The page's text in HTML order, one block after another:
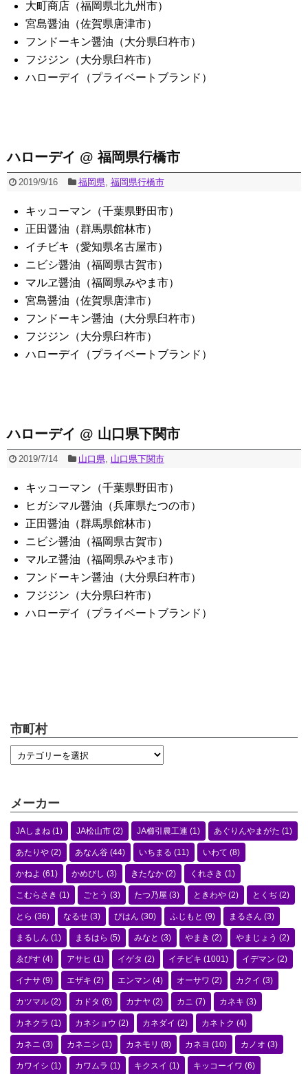
大町商店（福岡県北九州市）
宮島醤油（佐賀県唐津市）
フンドーキン醤油（大分県臼杵市）
フジジン（大分県臼杵市）
ハローデイ（プライベートブランド）
ハローデイ @ 福岡県行橋市
2019/9/16 福岡県, 福岡県行橋市
キッコーマン（千葉県野田市）
正田醤油（群馬県館林市）
イチビキ（愛知県名古屋市）
ニビシ醤油（福岡県古賀市）
マルヱ醤油（福岡県みやま市）
宮島醤油（佐賀県唐津市）
フンドーキン醤油（大分県臼杵市）
フジジン（大分県臼杵市）
ハローデイ（プライベートブランド）
ハローデイ @ 山口県下関市
2019/7/14 山口県, 山口県下関市
キッコーマン（千葉県野田市）
ヒガシマル醤油（兵庫県たつの市）
正田醤油（群馬県館林市）
ニビシ醤油（福岡県古賀市）
マルヱ醤油（福岡県みやま市）
フンドーキン醤油（大分県臼杵市）
フジジン（大分県臼杵市）
ハローデイ（プライベートブランド）
市町村
メーカー
JAしまね (1) JA松山市 (2) JA櫛引農工連 (1) あぐりんやまがた (1)
あたりや (2) あなん谷 (44) いちまる (11) いわて (8)
かねよ (61) かめびし (3) きたなか (2) くれさき (1)
こむらさき (1) ごとう (3) たつ乃屋 (3) ときわや (2) とくぢ (2)
とら (36) なるせ (3) びはん (30) ふじもと (9) まるさん (3)
まるしん (1) まるはら (5) みなと (3) やまき (2) やまじょう (2)
ゑびす (4) アサヒ (1) イゲタ (2) イチビキ (1001) イデマン (2)
イナサ (9) エザキ (2) エンマン (4) オーサワ (2) カクイ (3)
カツマル (2) カドタ (6) カナヤ (2) カニ (7) カネキ (3)
カネクラ (1) カネショウ (2) カネダイ (2) カネトク (4)
カネニ (3) カネニシ (1) カネモリ (8) カネヨ (10) カノオ (3)
カワイシ (1) カワムラ (1) キクスイ (1) キッコーイワ (6)